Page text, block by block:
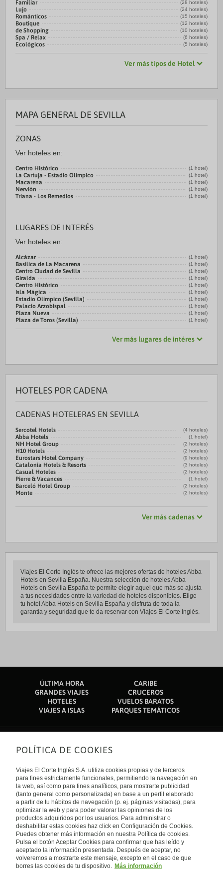
Familiar (28 hoteles)
Lujo (24 hoteles)
Románticos (15 hoteles)
Boutique (12 hoteles)
de Shopping (10 hoteles)
Spa / Relax (6 hoteles)
Ecológicos (5 hoteles)
Ver más tipos de Hotel
MAPA GENERAL DE SEVILLA
ZONAS
Ver hoteles en:
Centro Histórico (1 hotel)
La Cartuja - Estadio Olímpico (1 hotel)
Macarena (1 hotel)
Nervión (1 hotel)
Triana - Los Remedios (1 hotel)
LUGARES DE INTERÉS
Ver hoteles en:
Alcázar (1 hotel)
Basílica de La Macarena (1 hotel)
Centro Ciudad de Sevilla (1 hotel)
Giralda (1 hotel)
Centro Histórico (1 hotel)
Isla Mágica (1 hotel)
Estadio Olímpico (Sevilla) (1 hotel)
Palacio Arzobispal (1 hotel)
Plaza Nueva (1 hotel)
Plaza de Toros (Sevilla) (1 hotel)
Ver más lugares de intéres
HOTELES POR CADENA
CADENAS HOTELERAS EN SEVILLA
Sercotel Hotels (4 hoteles)
Abba Hotels (1 hotel)
NH Hotel Group (2 hoteles)
H10 Hotels (2 hoteles)
Eurostars Hotel Company (9 hoteles)
Catalonia Hotels & Resorts (3 hoteles)
Casual Hoteles (2 hoteles)
Pierre & Vacances (1 hotel)
Barceló Hotel Group (2 hoteles)
Monte (2 hoteles)
Ver más cadenas
Viajes El Corte Inglés te ofrece las mejores ofertas de hoteles Abba
Hotels en Sevilla España. Nuestra selección de hoteles Abba
Hotels en Sevilla España te permite elegir aquel que más se ajusta
a tus necesidades entre la variedad de hoteles disponibles. Elige
tu hotel Abba Hotels en Sevilla España y disfruta de toda la
garantía y seguridad que te da reservar con Viajes El Corte Inglés.
ÚLTIMA HORA
CARIBE
GRANDES VIAJES
CRUCEROS
HOTELES
VUELOS BARATOS
VIAJES A ISLAS
PARQUES TEMÁTICOS
Sobre nosotros
Quiénes somos
Financiación
Sostenibilidad
Turismo accesible
Tarjeta El Corte Inglés
Trabaja con nosotros
El Corte Inglés
Canal Ético
Enlaces de interés
Guías de viaje
Catálogos
Auto check-in
Condiciones Generales
Política de privacidad
Política de cookies
Accesibilidad
Empresas/ Grupos
Internacional
España
Visita nuestro blog
Blog de Viajes el Corte inglés
POLÍTICA DE COOKIES
Viajes El Corte Inglés S.A. utiliza cookies propias y de terceros
para fines estrictamente funcionales, permitiendo la navegación en
la web, así como para fines analíticos, para mostrarte publicidad
(tanto general como personalizada) en base a un perfil elaborado
a partir de tu hábitos de navegación (p. ej. páginas visitadas), para
optimizar la web y para poder valorar las opiniones de los
productos adquiridos por los usuarios. Para administrar o
deshabilitar estas cookies haz click en Configuración de Cookies.
Puedes obtener más información en nuestra Política de cookies.
Pulsa el botón Aceptar Cookies para confirmar que has leído y
aceptado la información presentada. Después de aceptar, no
volveremos a mostrarte este mensaje, excepto en el caso de que
borres las cookies de tu dispositivo. Más información